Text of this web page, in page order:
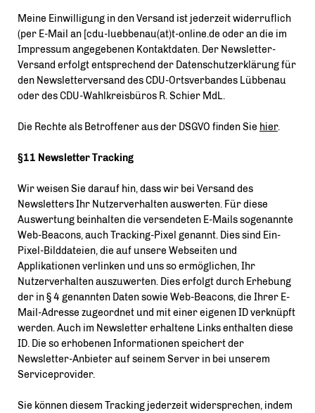
Meine Einwilligung in den Versand ist jederzeit widerruflich
(per E-Mail an [cdu-luebbenau(at)t-online.de oder an die im
Impressum angegebenen Kontaktdaten. Der Newsletter-
Versand erfolgt entsprechend der Datenschutzerklärung für
den Newsletterversand des CDU-Ortsverbandes Lübbenau
oder des CDU-Wahlkreisbüros R. Schier MdL.
Die Rechte als Betroffener aus der DSGVO finden Sie hier.
§11 Newsletter Tracking
Wir weisen Sie darauf hin, dass wir bei Versand des
Newsletters Ihr Nutzerverhalten auswerten. Für diese
Auswertung beinhalten die versendeten E-Mails sogenannte
Web-Beacons, auch Tracking-Pixel genannt. Dies sind Ein-
Pixel-Bilddateien, die auf unsere Webseiten und
Applikationen verlinken und uns so ermöglichen, Ihr
Nutzerverhalten auszuwerten. Dies erfolgt durch Erhebung
der in § 4 genannten Daten sowie Web-Beacons, die Ihrer E-
Mail-Adresse zugeordnet und mit einer eigenen ID verknüpft
werden. Auch im Newsletter erhaltene Links enthalten diese
ID. Die so erhobenen Informationen speichert der
Newsletter-Anbieter auf seinem Server in bei unserem
Serviceprovider.
Sie können diesem Tracking jederzeit widersprechen, indem